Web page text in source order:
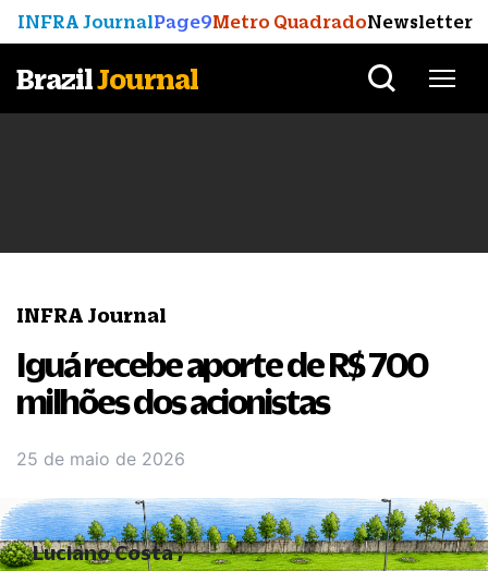
INFRA JournalPage9Metro QuadradoNewsletter
BrazilJournal
INFRA Journal
Iguá recebe aporte de R$ 700
milhões dos acionistas
25 de maio de 2026
Luciano Costa